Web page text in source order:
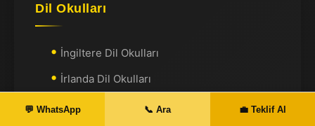
Dil Okulları
İngiltere Dil Okulları
İrlanda Dil Okulları
Almanya Dil Okulları
💬 WhatsApp 📞 Ara 💼 Teklif Al